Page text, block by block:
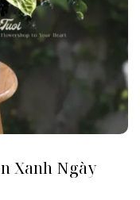
Xanh Ngày